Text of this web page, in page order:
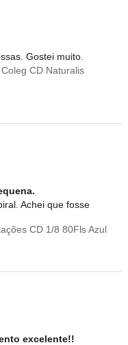
Gostei muito.
CD Naturalis
Achei que fosse
CD 1/8 80Fls Azul
excelente!!